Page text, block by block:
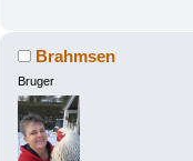
Brahmsen
Bruger